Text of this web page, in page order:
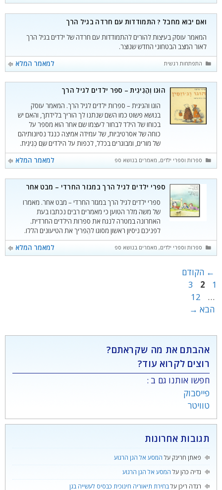
ואם יבוא מחבל ? התמודדות עם חרדה בגיל הרך
המאמר עוסק בעיצות להורים להתמודדות עם חרדה של ילדים בגיל הרך
לאור המצב הבטחוני החדש שנוצר.
למאמר המלא
קטגוריות
התפתחות רגשית
הוּגוֹ וְהַגִיגִית – ספר ילדים לגיל הרך
הוגו והגיגית – ספרות ילדים לגיל הרך. המאמר עוסק
בנושא פשוט כמו השם שנתנו לך הוריך בלידתך, והאם יש
בכוחו של הילד לבחור לעצמו שם אחר הוא מספר על
כוחה של אסרטיביות, של עמידה אמיצה כנגד נסיונותיהם
של מורים, ומבוגרים בכלל, לכפות על הילדים שֵּם כְּגִיגִית.
למאמר המלא
קטגוריות
ספרות וספרי ילדים, מאמרים בנושא ספרי ילדים ביקורות על ספרי ילדים,התפתחות רגשית
ספרי ילדים לגיל הרך במגזר החרדי – מבט אחר
ספרי ילדים לגיל הרך במגזר החרדי – מבט אחר. מאמרו
של משה מלר הטוען כי מאמרים רבים נכתבו בעת
האחרונה במטרה לנגח את ספרות הילדים החרדית.
לפניכם ניסיון ראשון מסוגו להֵפריך את הטיעונים הללו.
למאמר המלא
קטגוריות
ספרות וספרי ילדים, מאמרים בנושא ספרי ילדים ביקורות על ספרי ילדים,התפתחות
← הקודם
1
עמוד
2 עמוד
3
…
עמוד
12
הבא →
אהבתם את מה שקראתם?
רוצים לקרוא עוד?
חפשו אותנו גם ב :
פייסבוק
טוויטר
תגובות אחרונות
פאתן חרינק על המסע אל הגן הרגוע
נדיה כהןעל המסע אל הגן הרגוע
רגדה ריכןעלבחירת תיאוריה חינוכית כבסיס לעשייה בגן